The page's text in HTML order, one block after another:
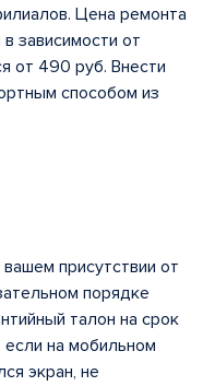
Цена ремонта
зависимости от
от 490 руб. Внести
способом из
присутствии от
порядке
талон на срок
на мобильном
экран, не